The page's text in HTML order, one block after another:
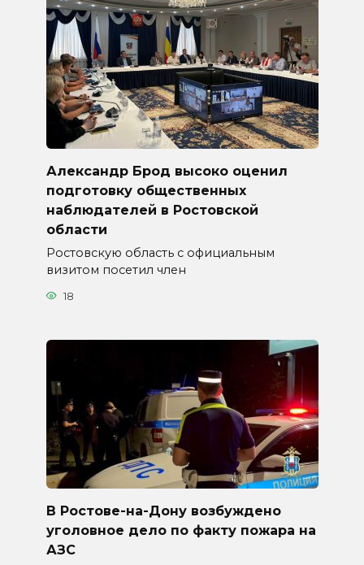
Александр Брод высоко оценил
подготовку общественных
наблюдателей в Ростовской
области
Ростовскую область с официальным
визитом посетил член
18
В Ростове-на-Дону возбуждено
уголовное дело по факту пожара на
АЗС